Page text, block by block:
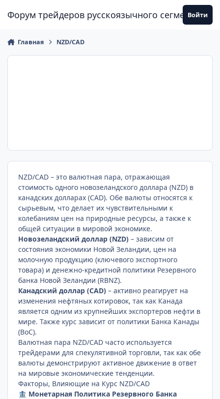
Форум трейдеров русскоязычного сегмента
Войти
Главная NZD/CAD
NZD/CAD – это валютная пара, отражающая
стоимость одного новозеландского доллара (NZD) в
канадских долларах (CAD). Обе валюты относятся к
сырьевым, что делает их чувствительными к
колебаниям цен на природные ресурсы, а также к
общей ситуации в мировой экономике.
Новозеландский доллар (NZD) – зависим от
состояния экономики Новой Зеландии, цен на
молочную продукцию (ключевого экспортного
товара) и денежно-кредитной политики Резервного
банка Новой Зеландии (RBNZ).
Канадский доллар (CAD) – активно реагирует на
изменения нефтяных котировок, так как Канада
является одним из крупнейших экспортеров нефти в
мире. Также курс зависит от политики Банка Канады
(BoC).
Валютная пара NZD/CAD часто используется
трейдерами для спекулятивной торговли, так как обе
валюты демонстрируют активное движение в ответ
на мировые экономические тенденции.
Факторы, Влияющие на Курс NZD/CAD
🏦 Монетарная Политика Резервного Банка